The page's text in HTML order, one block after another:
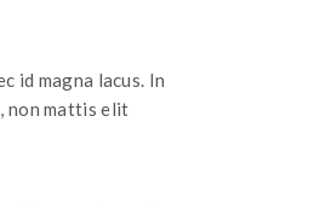
id magna lacus. In
non mattis elit